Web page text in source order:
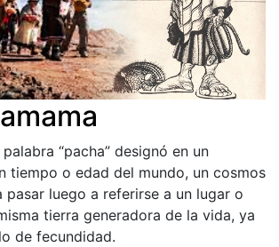
palabra “pacha” designó en un
tiempo o edad del mundo, un cosmos
pasar luego a referirse a un lugar o
tierra generadora de la vida, ya
de fecundidad.